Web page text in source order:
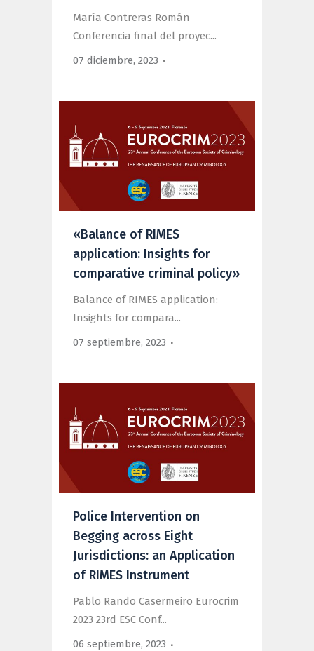
María Contreras Román
Conferencia final del proyec...
07 diciembre, 2023
«Balance of RIMES
application: Insights for
comparative criminal policy»
Balance of RIMES application:
Insights for compara...
07 septiembre, 2023
Police Intervention on
Begging across Eight
Jurisdictions: an Application
of RIMES Instrument
Pablo Rando Casermeiro Eurocrim
2023 23rd ESC Conf...
06 septiembre, 2023